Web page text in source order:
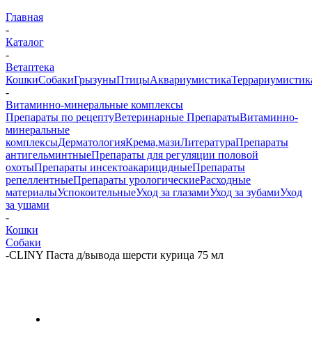
Главная
-
Каталог
-
Ветаптека
КошкиСобакиГрызуныПтицыАквариумистика
-
Витаминно-минеральные комплексы
Препараты по рецептуВетеринарные ПрепаратыВитаминно-
минеральные
комплексыДерматологияКрема,мазиЛитератураПрепараты
антигельминтныеПрепараты для регуляции половой
охотыПрепараты инсектоакарицидныеПрепараты
репеллентныеПрепараты урологическиеРасходные
материалыУспокоительныеУход за глазамиУход за зубамиУход
за ушами
-
Кошки
Собаки
-CLINY Паста д/вывода шерсти курица 75 мл